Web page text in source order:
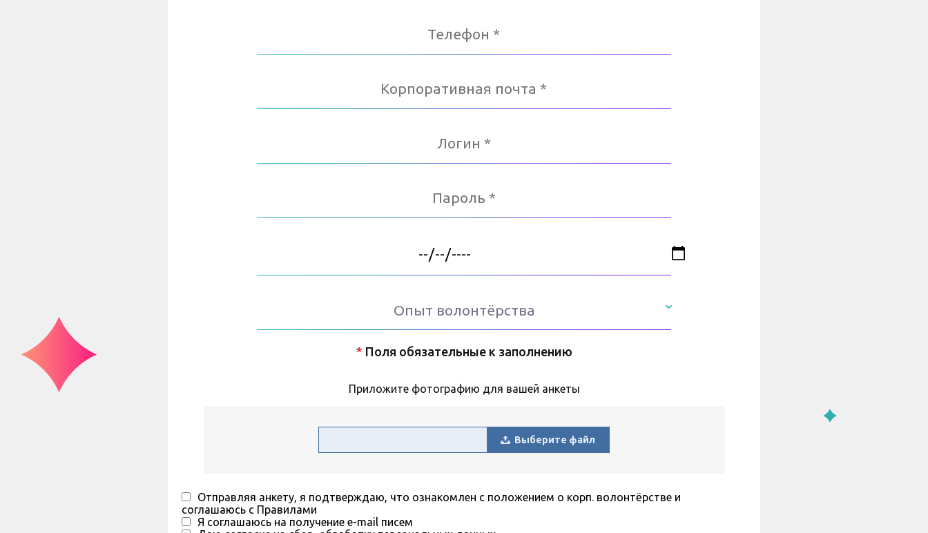
Опыт волонтёрства
* Поля обязательные к заполнению
Приложите фотографию для вашей анкеты
Выберите файл
Отправляя анкету, я подтверждаю, что ознакомлен с положением о корп. волонтёрстве и
соглашаюсь с Правилами
Я соглашаюсь на получение e-mail писем